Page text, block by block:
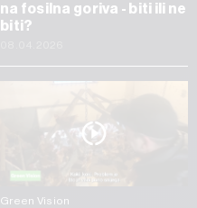
na fosilna goriva - biti ili ne
biti?
Green Vision